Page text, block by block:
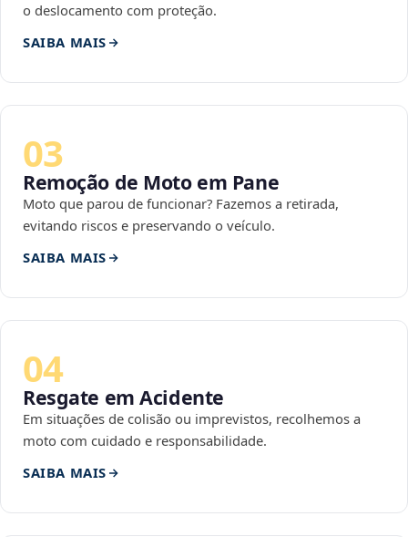
o deslocamento com proteção.
SAIBA MAIS
03
Remoção de Moto em Pane
Moto que parou de funcionar? Fazemos a retirada,
evitando riscos e preservando o veículo.
SAIBA MAIS
04
Resgate em Acidente
Em situações de colisão ou imprevistos, recolhemos a
moto com cuidado e responsabilidade.
SAIBA MAIS